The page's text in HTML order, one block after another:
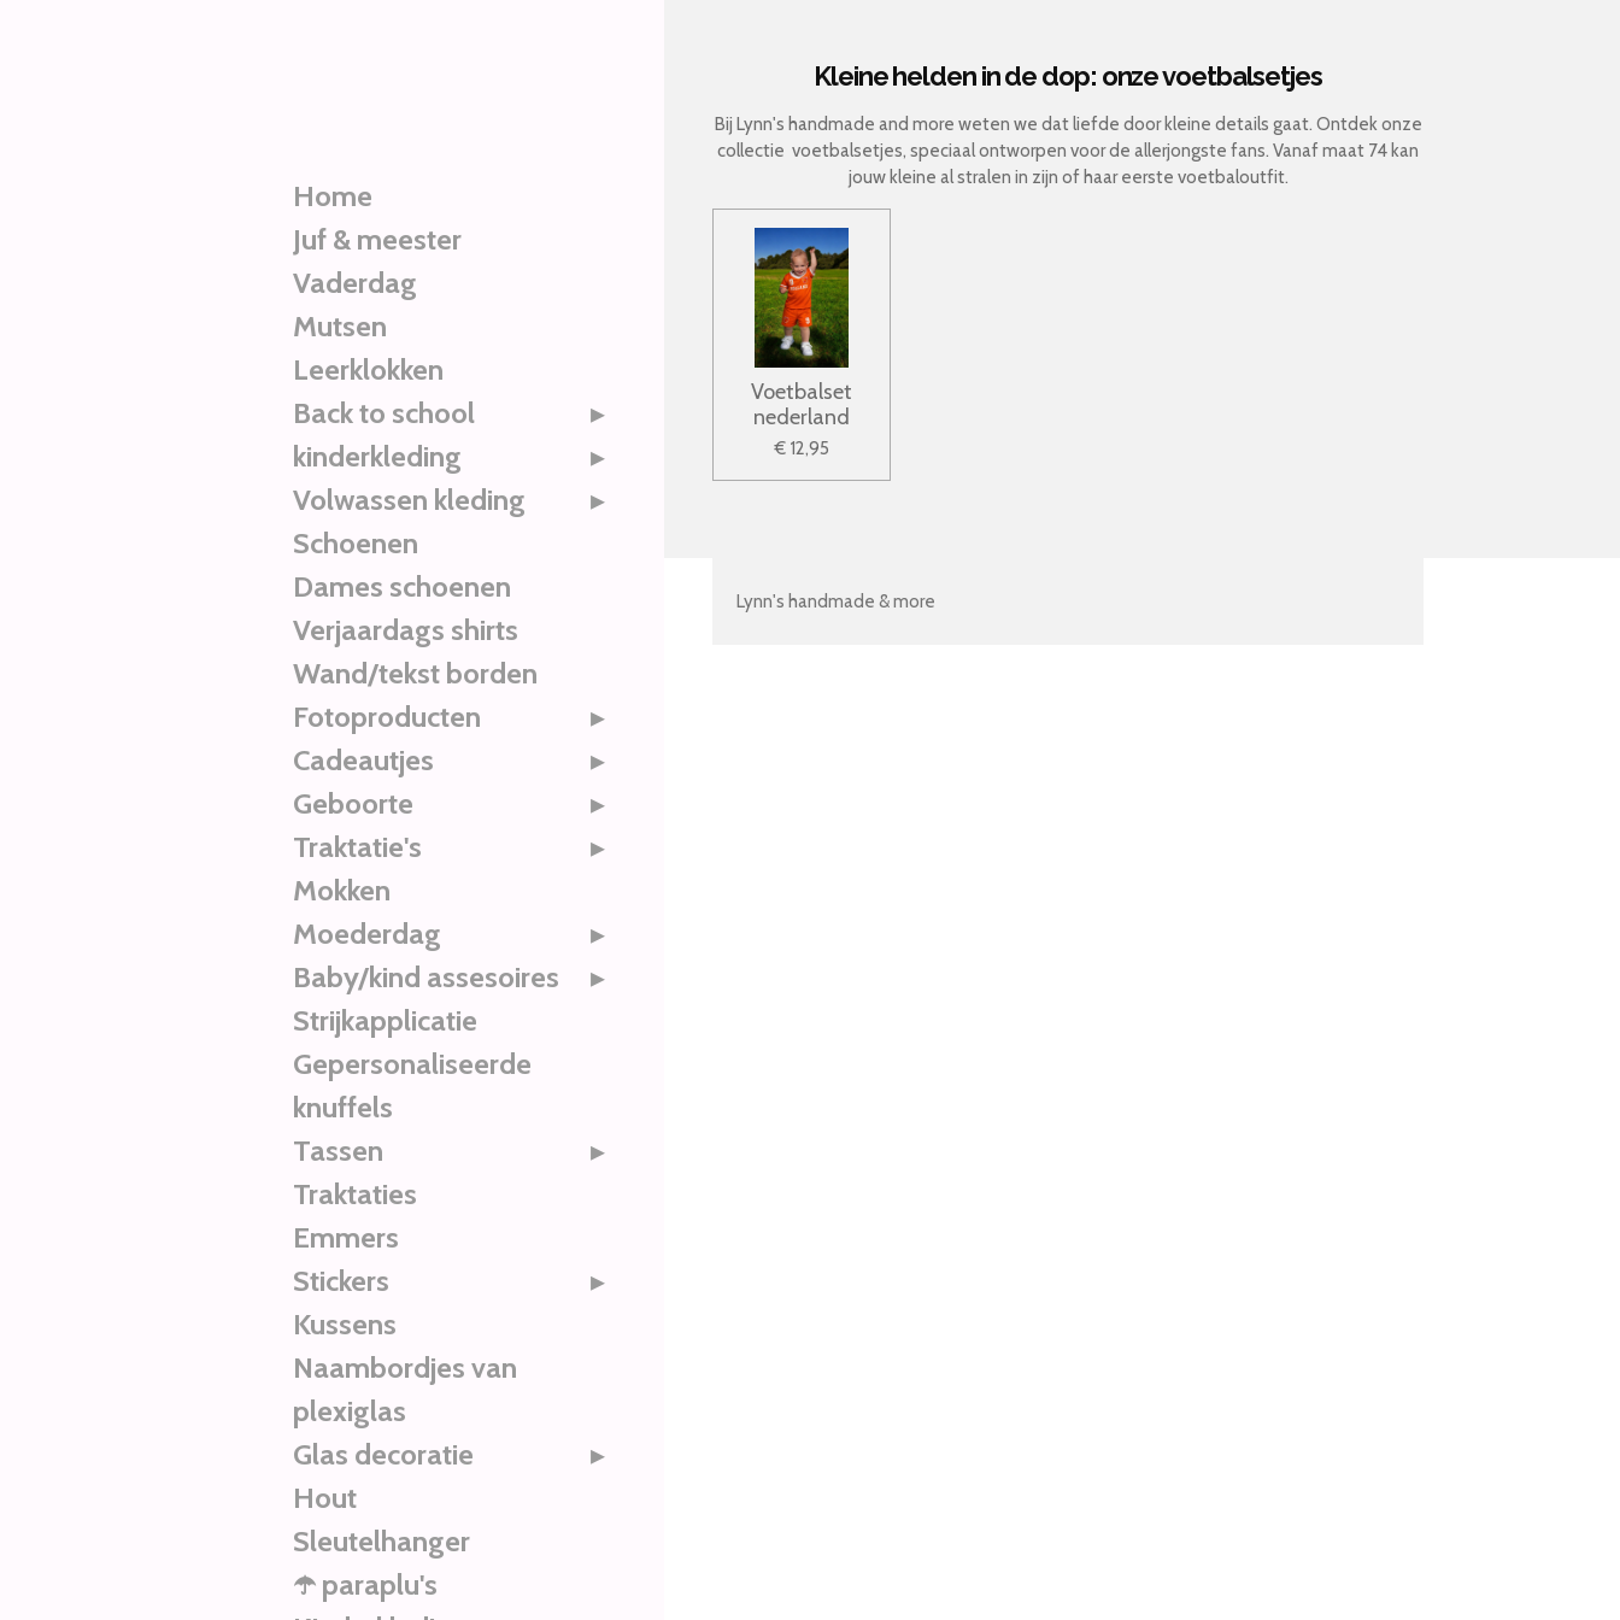
Kleine helden in de dop: onze voetbalsetjes
Bij Lynn's handmade and more weten we dat liefde door kleine details gaat. Ontdek onze
collectie voetbalsetjes, speciaal ontworpen voor de allerjongste fans. Vanaf maat 74 kan
jouw kleine al stralen in zijn of haar eerste voetbaloutfit.
Voetbalset
nederland
€ 12,95
Lynn's handmade & more
Home
Juf & meester
Vaderdag
Mutsen
Leerklokken
Back to school
kinderkleding
Volwassen kleding
Schoenen
Dames schoenen
Verjaardags shirts
Wand/tekst borden
Fotoproducten
Cadeautjes
Geboorte
Traktatie's
Mokken
Moederdag
Baby/kind assesoires
Strijkapplicatie
Gepersonaliseerde
knuffels
Tassen
Traktaties
Emmers
Stickers
Kussens
Naambordjes van
plexiglas
Glas decoratie
Hout
Sleutelhanger
☂️ paraplu's